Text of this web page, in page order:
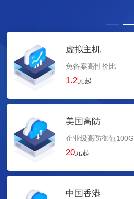
虚拟主机
免备案高性价比
1.2元起
美国高防
企业级高防御值100G
20元起
中国香港